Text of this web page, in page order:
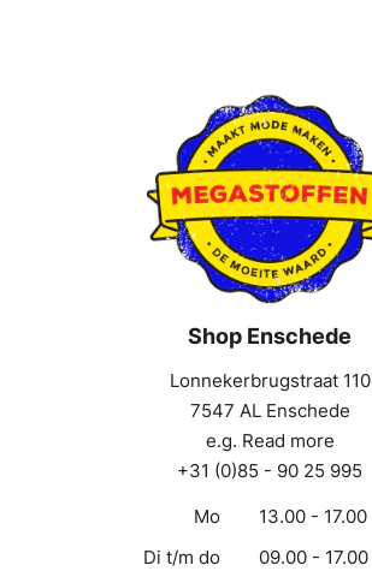
Shop Enschede
Lonnekerbrugstraat 110
7547 AL Enschede
e.g. Read more
+31 (0)85 - 90 25 995
Mo
13.00 - 17.00
Di t/m do
09.00 - 17.00